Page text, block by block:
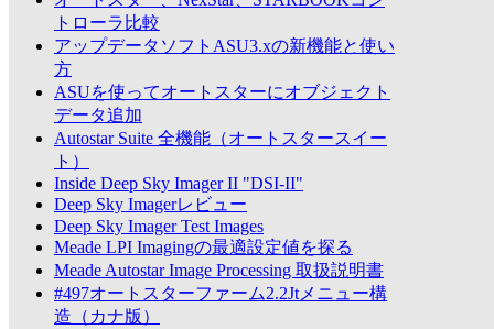
トローラ比較
アップデータソフトASU3.xの新機能と使い
方
ASUを使ってオートスターにオブジェクト
データ追加
Autostar Suite 全機能（オートスタースイー
ト）
Inside Deep Sky Imager II "DSI-II"
Deep Sky Imagerレビュー
Deep Sky Imager Test Images
Meade LPI Imagingの最適設定値を探る
Meade Autostar Image Processing 取扱説明書
#497オートスターファーム2.2Jtメニュー構
造（カナ版）